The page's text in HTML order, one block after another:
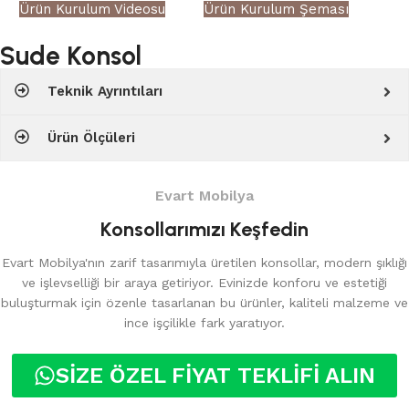
Ürün Kurulum Videosu Ürün Kurulum Şeması
Sude Konsol
Teknik Ayrıntıları
Ürün Ölçüleri
Evart Mobilya
Konsollarımızı Keşfedin
Evart Mobilya'nın zarif tasarımıyla üretilen konsollar, modern şıklığı
ve işlevselliği bir araya getiriyor. Evinizde konforu ve estetiği
buluşturmak için özenle tasarlanan bu ürünler, kaliteli malzeme ve
ince işçilikle fark yaratıyor.
SİZE ÖZEL FİYAT TEKLİFİ ALIN